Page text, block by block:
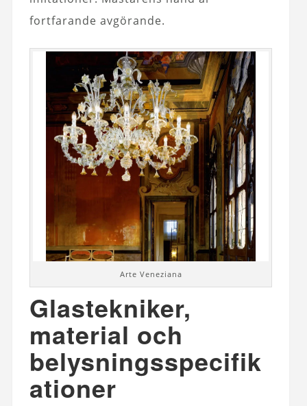
fortfarande avgörande.
Arte Veneziana
Glastekniker,
material och
belysningsspecifik
ationer